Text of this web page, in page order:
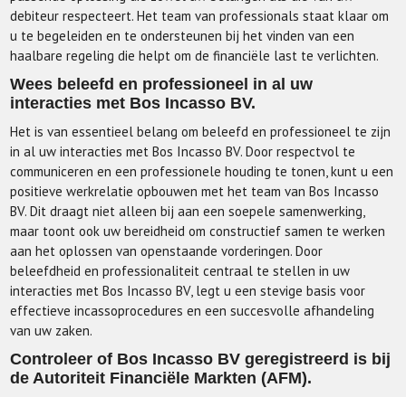
debiteur respecteert. Het team van professionals staat klaar om
u te begeleiden en te ondersteunen bij het vinden van een
haalbare regeling die helpt om de financiële last te verlichten.
Wees beleefd en professioneel in al uw
interacties met Bos Incasso BV.
Het is van essentieel belang om beleefd en professioneel te zijn
in al uw interacties met Bos Incasso BV. Door respectvol te
communiceren en een professionele houding te tonen, kunt u een
positieve werkrelatie opbouwen met het team van Bos Incasso
BV. Dit draagt niet alleen bij aan een soepele samenwerking,
maar toont ook uw bereidheid om constructief samen te werken
aan het oplossen van openstaande vorderingen. Door
beleefdheid en professionaliteit centraal te stellen in uw
interacties met Bos Incasso BV, legt u een stevige basis voor
effectieve incassoprocedures en een succesvolle afhandeling
van uw zaken.
Controleer of Bos Incasso BV geregistreerd is bij
de Autoriteit Financiële Markten (AFM).